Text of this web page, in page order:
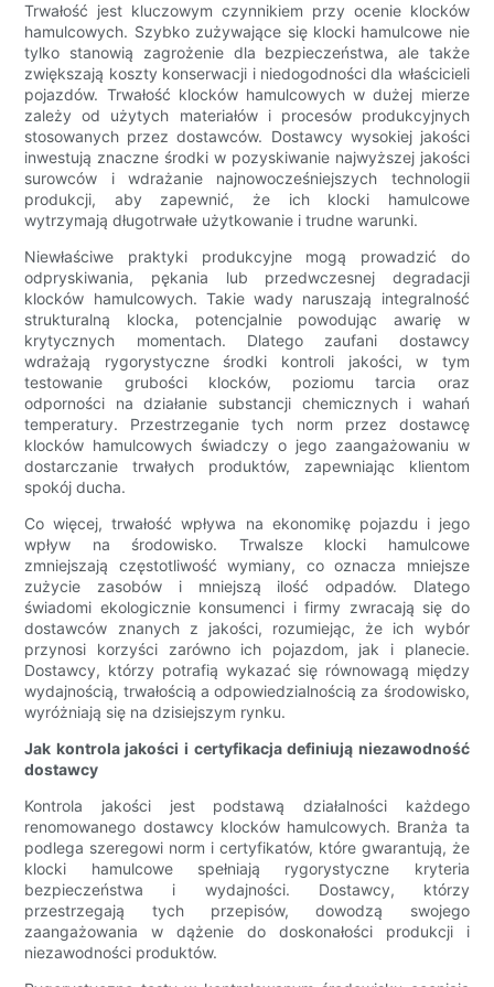
Trwałość jest kluczowym czynnikiem przy ocenie klocków
hamulcowych. Szybko zużywające się klocki hamulcowe nie
tylko stanowią zagrożenie dla bezpieczeństwa, ale także
zwiększają koszty konserwacji i niedogodności dla właścicieli
pojazdów. Trwałość klocków hamulcowych w dużej mierze
zależy od użytych materiałów i procesów produkcyjnych
stosowanych przez dostawców. Dostawcy wysokiej jakości
inwestują znaczne środki w pozyskiwanie najwyższej jakości
surowców i wdrażanie najnowocześniejszych technologii
produkcji, aby zapewnić, że ich klocki hamulcowe
wytrzymają długotrwałe użytkowanie i trudne warunki.
Niewłaściwe praktyki produkcyjne mogą prowadzić do
odpryskiwania, pękania lub przedwczesnej degradacji
klocków hamulcowych. Takie wady naruszają integralność
strukturalną klocka, potencjalnie powodując awarię w
krytycznych momentach. Dlatego zaufani dostawcy
wdrażają rygorystyczne środki kontroli jakości, w tym
testowanie grubości klocków, poziomu tarcia oraz
odporności na działanie substancji chemicznych i wahań
temperatury. Przestrzeganie tych norm przez dostawcę
klocków hamulcowych świadczy o jego zaangażowaniu w
dostarczanie trwałych produktów, zapewniając klientom
spokój ducha.
Co więcej, trwałość wpływa na ekonomikę pojazdu i jego
wpływ na środowisko. Trwalsze klocki hamulcowe
zmniejszają częstotliwość wymiany, co oznacza mniejsze
zużycie zasobów i mniejszą ilość odpadów. Dlatego
świadomi ekologicznie konsumenci i firmy zwracają się do
dostawców znanych z jakości, rozumiejąc, że ich wybór
przynosi korzyści zarówno ich pojazdom, jak i planecie.
Dostawcy, którzy potrafią wykazać się równowagą między
wydajnością, trwałością a odpowiedzialnością za środowisko,
wyróżniają się na dzisiejszym rynku.
Jak kontrola jakości i certyfikacja definiują niezawodność
dostawcy
Kontrola jakości jest podstawą działalności każdego
renomowanego dostawcy klocków hamulcowych. Branża ta
podlega szeregowi norm i certyfikatów, które gwarantują, że
klocki hamulcowe spełniają rygorystyczne kryteria
bezpieczeństwa i wydajności. Dostawcy, którzy
przestrzegają tych przepisów, dowodzą swojego
zaangażowania w dążenie do doskonałości produkcji i
niezawodności produktów.